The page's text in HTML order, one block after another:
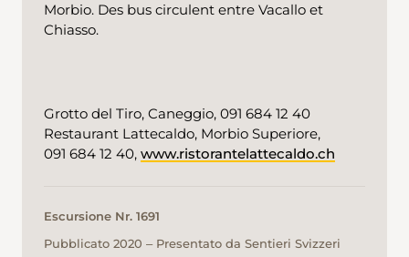
Morbio. Des bus circulent entre Vacallo et
Chiasso.
Grotto del Tiro, Caneggio, 091 684 12 40
Restaurant Lattecaldo, Morbio Superiore,
091 684 12 40, www.ristorantelattecaldo.ch
Escursione Nr. 1691
Pubblicato 2020 ‒ Presentato da Sentieri Svizzeri